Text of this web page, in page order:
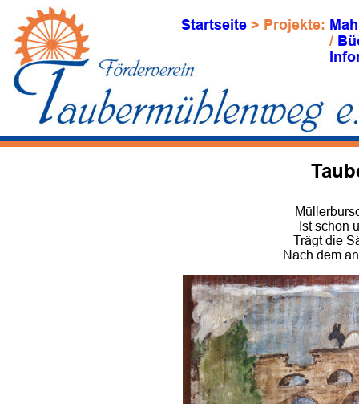
Ist schon
Trägt die
Nach dem
Startseite > Projekte:
/